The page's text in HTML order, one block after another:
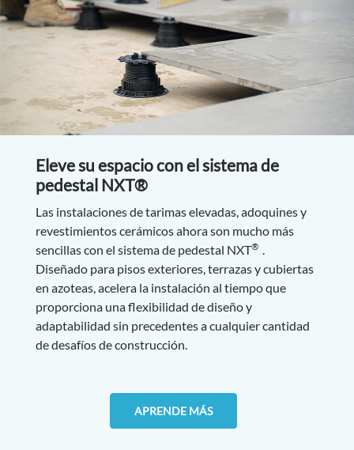
Eleve su espacio con el sistema de
pedestal NXT®
Las instalaciones de tarimas elevadas, adoquines y
revestimientos cerámicos ahora son mucho más
sencillas con el sistema de pedestal NXT® .
Diseñado para pisos exteriores, terrazas y cubiertas
en azoteas, acelera la instalación al tiempo que
proporciona una flexibilidad de diseño y
adaptabilidad sin precedentes a cualquier cantidad
de desafíos de construcción.
APRENDE MÁS